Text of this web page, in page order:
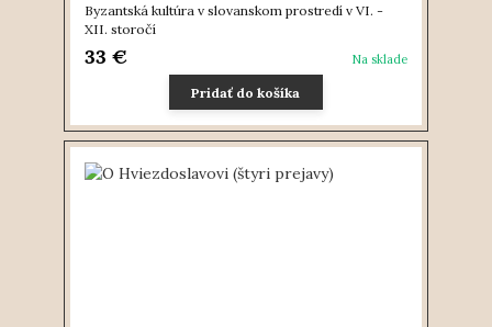
Byzantská kultúra v slovanskom prostredí v VI. -
XII. storočí
33 € Na sklade
Pridať do košíka